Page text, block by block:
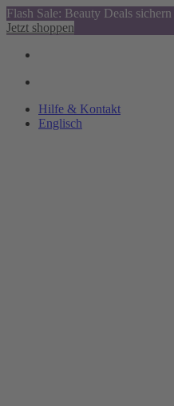
Flash Sale: Beauty Deals
Jetzt shoppen
Hilfe & Kontakt
Englisch